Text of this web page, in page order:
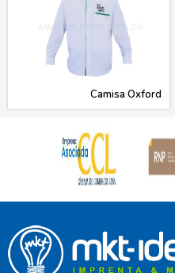
Camisa Oxford